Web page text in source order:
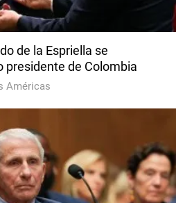
de la Espriella se
presidente de Colombia
Américas